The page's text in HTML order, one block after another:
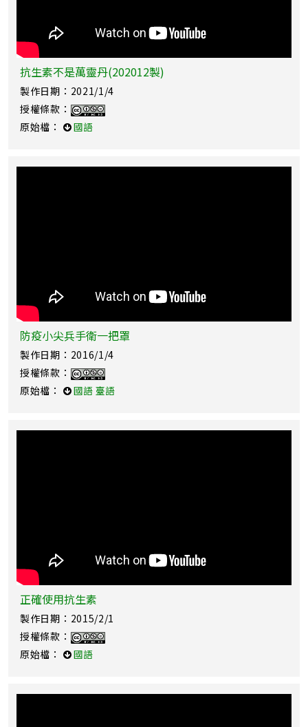
抗生素不是萬靈丹(202012製)
製作日期：2021/1/4
授權條款：
原始檔：
國語
防疫小尖兵手衛一把罩
製作日期：2016/1/4
授權條款：
原始檔：
國語 臺語
正確使用抗生素
製作日期：2015/2/1
授權條款：
原始檔：
國語